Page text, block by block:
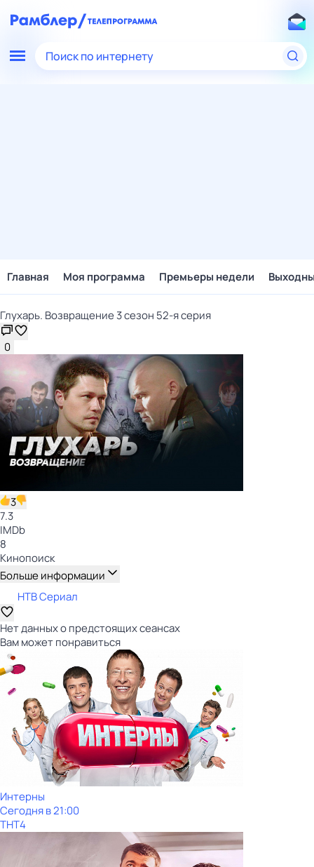
Поиск по интернету
Главная Моя программа Премьеры недели
Глухарь. Возвращение 3 сезон 52-я серия
0
3
7.3
IMDb
8
Кинопоиск
Больше информации
НТВ Сериал
Нет данных о предстоящих сеансах
Вам может понравиться
Интерны
Сегодня в 21:00
ТНТ4